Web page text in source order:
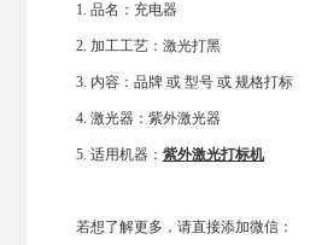
1. 品名：充电器
2. 加工工艺：激光打黑
3. 内容：品牌 或 型号 或 规格打标
4. 激光器：紫外激光器
5. 适用机器： 紫外激光打标机
若想了解更多，请直接添加微信：